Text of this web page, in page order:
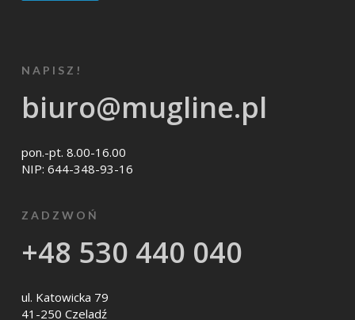
NAPISZ!
biuro@mugline.pl
pon.-pt. 8.00-16.00
NIP: 644-348-93-16
ZADZWOŃ
+48 530 440 040
ul. Katowicka 79
41-250 Czeladź